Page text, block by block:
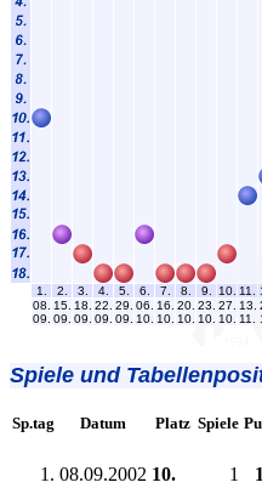
1. 2. 3. 4. 5. 6. 7. 8. 9. 10. 11.
08.
09.
15.
09.
18.
09.
22.
09.
29.
09.
06.
10.
16.
10.
20.
10.
23.
10.
27.
10.
13.
11.
Spiele und
Sp.tag Datum Platz Spiele
1. 08.09.2002 10. 1